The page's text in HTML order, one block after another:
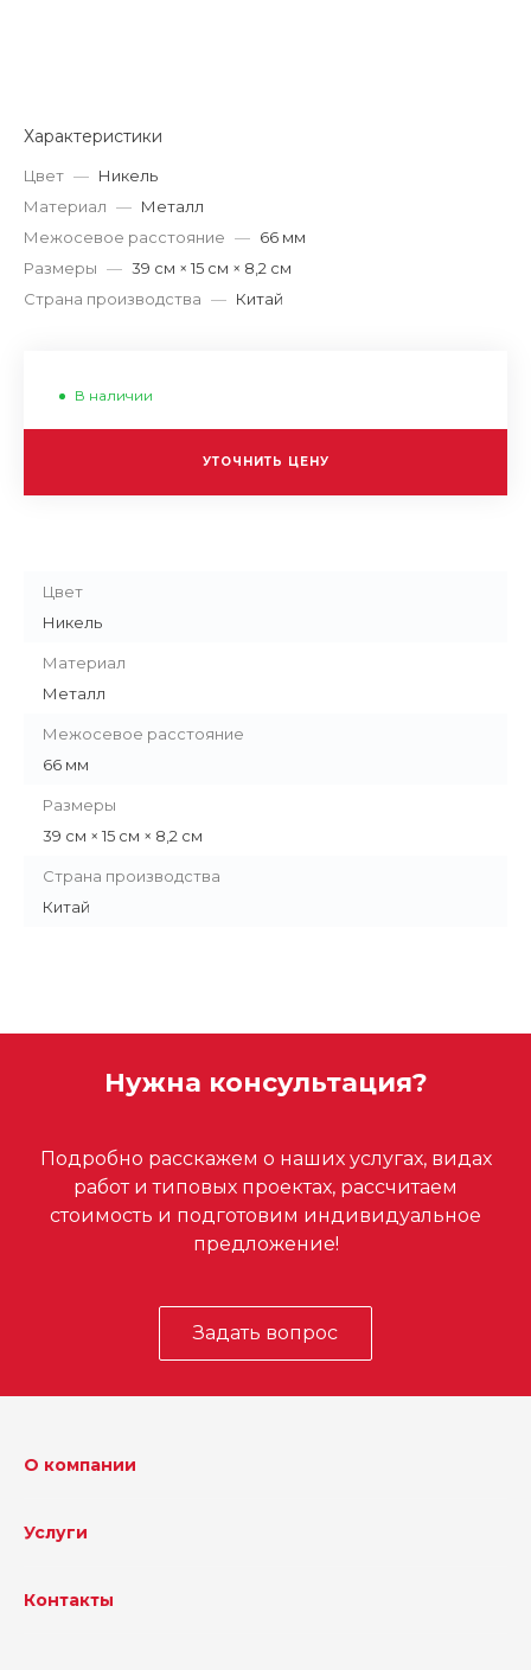
Характеристики
Цвет — Никель
Материал — Металл
Межосевое расстояние — 66 мм
Размеры — 39 см × 15 см × 8,2 см
Страна производства — Китай
В наличии
УТОЧНИТЬ ЦЕНУ
Цвет
Никель
Материал
Металл
Межосевое расстояние
66 мм
Размеры
39 см × 15 см × 8,2 см
Страна производства
Китай
Нужна консультация?
Подробно расскажем о наших услугах, видах
работ и типовых проектах, рассчитаем
стоимость и подготовим индивидуальное
предложение!
Задать вопрос
О компании
Услуги
Контакты